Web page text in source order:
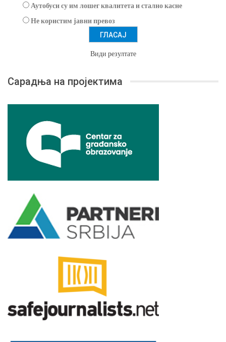
Аутобуси су им лошег квалитета и стално касне
Не користим јавни превоз
Види резултате
Сарадња на пројектима